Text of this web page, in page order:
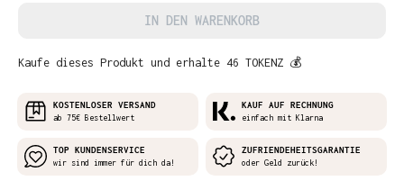
IN DEN WARENKORB
Kaufe dieses Produkt und erhalte 46 TOKENZ 💰
KOSTENLOSER VERSAND
ab 75€ Bestellwert
KAUF AUF RECHNUNG
einfach mit Klarna
TOP KUNDENSERVICE
wir sind immer für dich da!
ZUFRIENDEHEITSGARANTIE
oder Geld zurück!